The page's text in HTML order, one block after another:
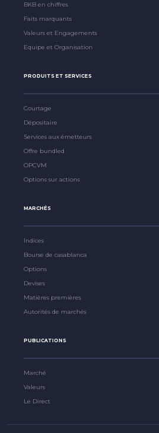
BKB en chiffres
Faits marquants
Valeurs et Engagements
Equipe et Organisation
PRODUITS ET SERVICES
Courtage
Dépositaire
Services aux émetteurs
Offre bundled
OPCVM
Options sur actions
MARCHÉS
Indices
Bourse de casablanca
Options
Devises
Matières premières
Autorités de marchés
PUBLICATIONS
Marché
Valeurs
Le Direct